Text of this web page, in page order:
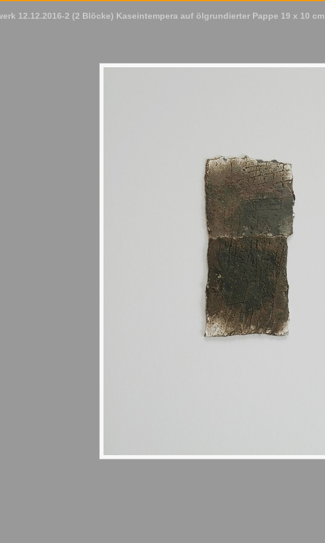
12.12.2016-2 (2 Blöcke) Kaseintempera auf ölgrundierter Pappe 19 x 10 cm